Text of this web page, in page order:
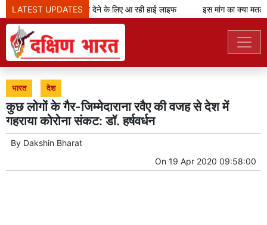
LATEST UPDATES
शानदार शॉपिंग अनुभव देने के लिए आ रही हाई लाइफ इस मांग का क्या मतलब?
भारत देश
कुछ लोगों के गैर-जिम्मेदाराना रवैए की वजह से देश में
गहराया कोरोना संकट: डॉ. हर्षवर्धन
By Dakshin Bharat
On 19 Apr 2020 09:58:00